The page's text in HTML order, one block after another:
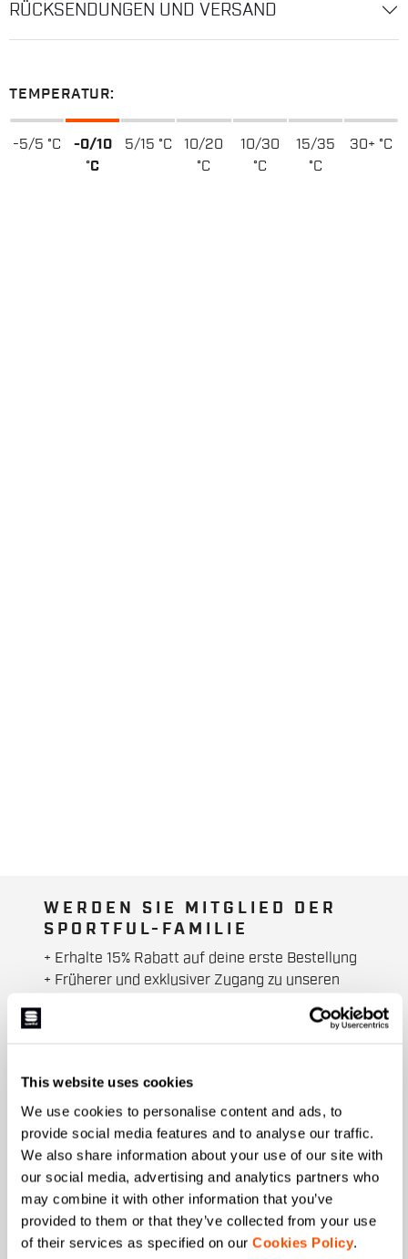
This website uses cookies
We use cookies to personalise content and ads, to
provide social media features and to analyse our traffic.
We also share information about your use of our site with
our social media, advertising and analytics partners who
may combine it with other information that you’ve
provided to them or that they’ve collected from your use
of their services as specified on our Cookies Policy.
RÜCKSENDUNGEN UND VERSAND
TEMPERATUR:
-5/5 °C
-0/10
°C
5/15 °C
10/20
°C
10/30
°C
15/35
°C
30+ °C
WERDEN SIE MITGLIED DER
SPORTFUL-FAMILIE
+ Erhalte 15% Rabatt auf deine erste Bestellung
+ Früherer und exklusiver Zugang zu unseren
Vorname
Nachname